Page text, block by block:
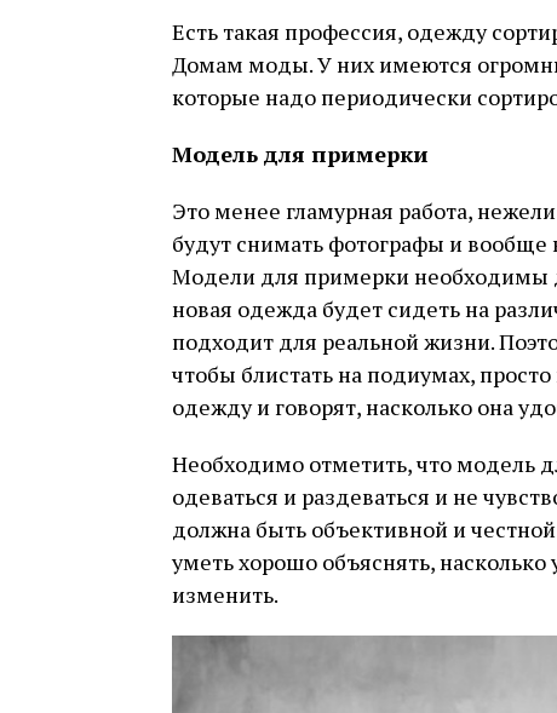
Есть такая профессия, одежду
Домам моды. У них имеются
которые надо периодически
Модель для примерки
Это менее гламурная работа,
будут снимать фотографы и вообще
Модели для примерки необходимы
новая одежда будет сидеть на
подходит для реальной жизни.
чтобы блистать на подиумах,
одежду и говорят, насколько она
Необходимо отметить, что модель
одеваться и раздеваться и не
должна быть объективной и
уметь хорошо объяснять,
изменить.